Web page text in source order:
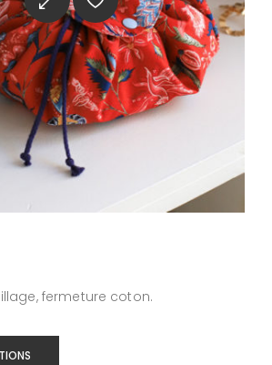
fermeture coton.